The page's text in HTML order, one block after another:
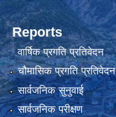
Reports
वार्षिक प्रगति प्रतिवेदन
चौमासिक प्रगति प्रतिवेदन
सार्वजनिक सुनुवाई
सार्वजनिक परीक्षण